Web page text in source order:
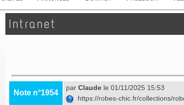
Intranet
Note n°1954
par Claude le 01/11/2025 15:53
https://robes-chic.fr/collections/